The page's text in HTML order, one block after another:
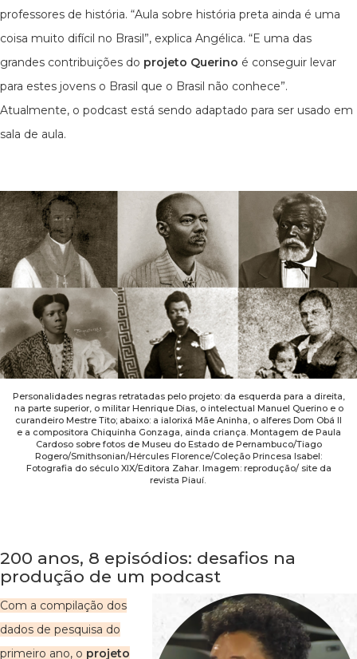
professores de história. “Aula sobre história preta ainda é uma
coisa muito difícil no Brasil”, explica Angélica. “E uma das
grandes contribuições do projeto Querino é conseguir levar
para estes jovens o Brasil que o Brasil não conhece”.
Atualmente, o podcast está sendo adaptado para ser usado em
sala de aula.
Personalidades negras retratadas pelo projeto: da esquerda para a direita,
na parte superior, o militar Henrique Dias, o intelectual Manuel Querino e o
curandeiro Mestre Tito; abaixo: a ialorixá Mãe Aninha, o alferes Dom Obá II
e a compositora Chiquinha Gonzaga, ainda criança. Montagem de Paula
Cardoso sobre fotos de Museu do Estado de Pernambuco/Tiago
Rogero/Smithsonian/Hércules Florence/Coleção Princesa Isabel:
Fotografia do século XIX/Editora Zahar. Imagem: reprodução/ site da
revista Piauí.
200 anos, 8 episódios: desafios na
produção de um podcast
Com a compilação dos
dados de pesquisa do
primeiro ano, o projeto